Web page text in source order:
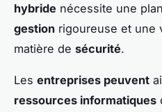
hybride nécessite une
gestion rigoureuse et une
matière de sécurité.
Les entreprises peuvent
ressources informatiques